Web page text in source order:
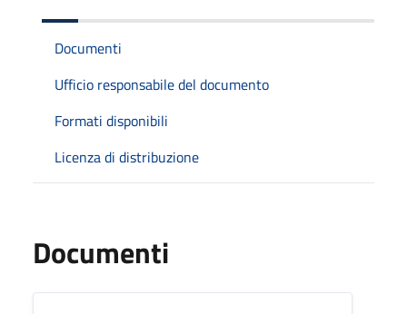
Documenti
Ufficio responsabile del documento
Formati disponibili
Licenza di distribuzione
Documenti